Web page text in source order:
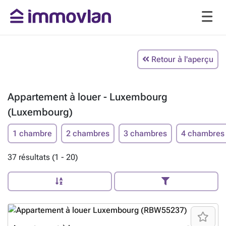
Retour à l'aperçu
Appartement à louer - Luxembourg
(Luxembourg)
1 chambre 2 chambres 3 chambres 4 chambres
37 résultats (1 - 20)